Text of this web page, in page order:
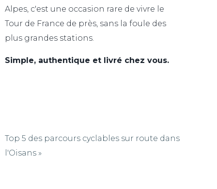
Alpes, c'est une occasion rare de vivre le
Tour de France de près, sans la foule des
plus grandes stations.
Simple, authentique et livré chez vous.
Top 5 des parcours cyclables sur route dans
l'Oisans »